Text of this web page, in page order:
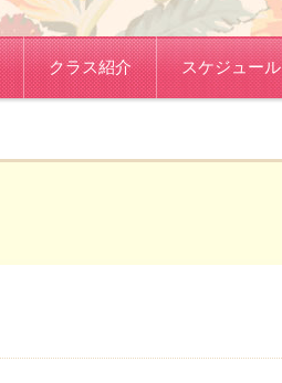
クラス紹介 スケジュール